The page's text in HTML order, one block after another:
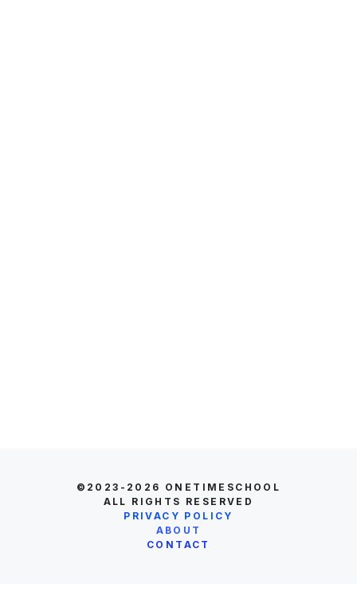
©2023-2026 ONETIMESCHOOL
ALL RIGHTS RESERVED
PRIVACY POLICY
ABOUT
CONTACT